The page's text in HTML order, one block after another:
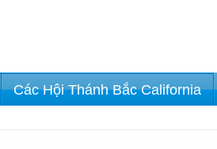
Các Hội Thánh Bắc California